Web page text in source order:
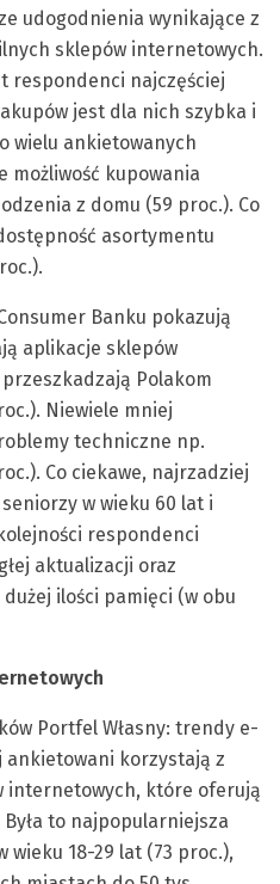
udogodnienia wynikające z
sklepów internetowych.
respondenci najczęściej
jest dla nich szybka i
wielu ankietowanych
możliwość kupowania
z domu (59 proc.). Co
asortymentu
Banku pokazują
aplikacje sklepów
Polakom
Niewiele mniej
techniczne np.
Co ciekawe, najrzadziej
w wieku 60 lat i
respondenci
aktualizacji oraz
ilości pamięci (w obu
Portfel Własny: trendy e-
ankietowani korzystają z
internetowych, które oferują
to najpopularniejsza
wieku 18-29 lat (73 proc.),